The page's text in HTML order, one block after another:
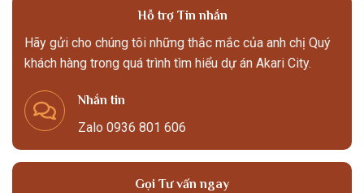
Hỗ trợ Tin nhắn
Hãy gửi cho chúng tôi những thắc mắc của anh chị Quý
khách hàng trong quá trình tìm hiểu dự án Akari City.
Nhắn tin
Zalo 0936 801 606
Gọi Tư vấn ngay